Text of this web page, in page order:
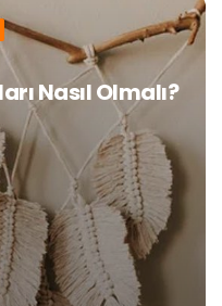
Nasıl Olmalı?